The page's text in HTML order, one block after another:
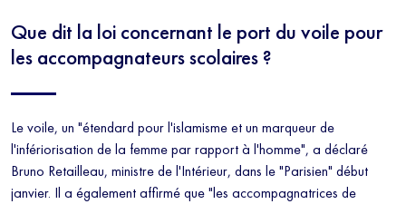
Que dit la loi concernant le port du voile pour
les accompagnateurs scolaires ?
Le voile, un "étendard pour l'islamisme et un marqueur de
l'infériorisation de la femme par rapport à l'homme", a déclaré
Bruno Retailleau, ministre de l'Intérieur, dans le "Parisien" début
janvier. Il a également affirmé que "les accompagnatrices de